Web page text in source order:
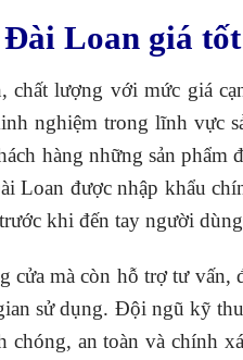
Đài Loan giá tốt
chất lượng với mức giá
nghiệm trong lĩnh vực
hàng những sản phẩm
Loan được nhập khẩu
khi đến tay người
cửa mà còn hỗ trợ tư vấn,
sử dụng. Đội ngũ kỹ
an toàn và chính